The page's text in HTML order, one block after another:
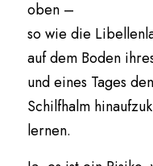
oben –
so wie die
auf dem Boden
und eines Tages
Schilfhalm
lernen.